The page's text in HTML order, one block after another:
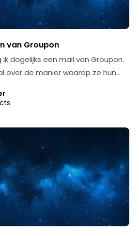
van Groupon
ik dagelijks een mail van Groupon.
over de manier waarop ze hun…